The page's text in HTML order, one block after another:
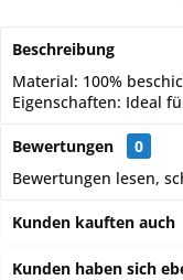
Beschreibung
Material: 100%
Eigenschaften: Ideal
Bewertungen
0
Bewertungen lesen,
Kunden kauften auch
Kunden haben sich